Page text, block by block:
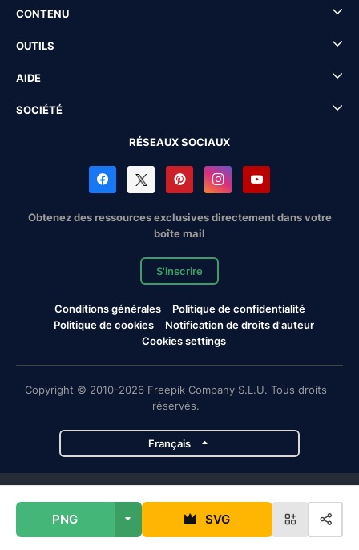
PNG SVG
CONTENU
OUTILS
AIDE
SOCIÉTÉ
RÉSEAUX SOCIAUX
Obtenez des ressources exclusives directement dans votre
boîte mail
S'inscrire
Conditions générales
Politique de confidentialité
Politique de cookies
Notification de droits d'auteur
Cookies settings
Copyright © 2010-2026 Freepik Company S.L.U. Tous droits
réservés.
Français